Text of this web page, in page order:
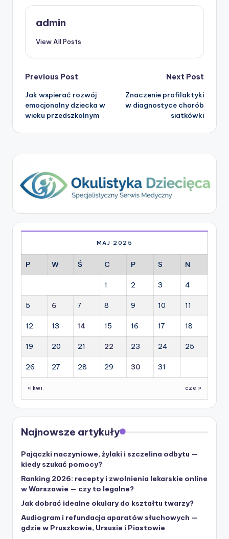
admin
View All Posts
Post
navigation
Previous Post
Jak wspierać rozwój
emocjonalny dziecka w
wieku przedszkolnym
Next Post
Znaczenie profilaktyki
w diagnostyce chorób
siatkówki
MAJ 2025
P W Ś C P S N
1 2 3 4
5 6 7 8 9 10 11
12 13 14 15 16 17 18
19 20 21 22 23 24 25
26 27 28 29 30 31
« kwi cze »
Najnowsze artykuły
Pajączki naczyniowe, żylaki i szczelina odbytu —
kiedy szukać pomocy?
Ranking 2026: recepty i zwolnienia lekarskie online
w Warszawie — czy to legalne?
Jak dobrać idealne okulary do kształtu twarzy?
Audiogram i refundacja aparatów słuchowych —
gdzie w Pruszkowie, Ursusie i Piastowie